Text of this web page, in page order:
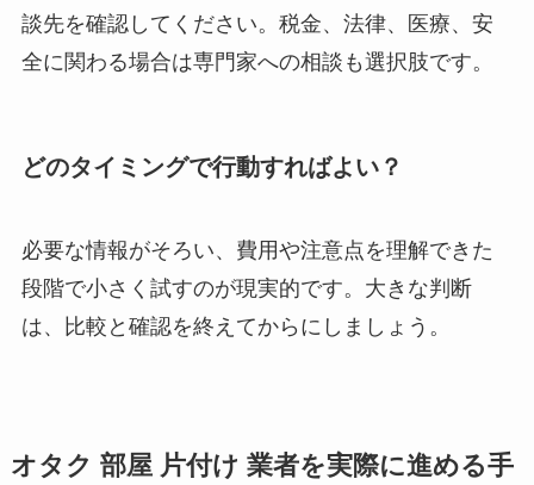
談先を確認してください。税金、法律、医療、安
全に関わる場合は専門家への相談も選択肢です。
どのタイミングで行動すればよい？
必要な情報がそろい、費用や注意点を理解できた
段階で小さく試すのが現実的です。大きな判断
は、比較と確認を終えてからにしましょう。
オタク 部屋 片付け 業者を実際に進める手